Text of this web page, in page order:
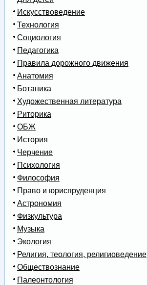
Искусствоведение
Технология
Социология
Педагогика
Правила дорожного движения
Анатомия
Ботаника
Художественная литература
Риторика
ОБЖ
История
Черчение
Психология
Философия
Право и юриспруденция
Астрономия
Физкультура
Музыка
Экология
Религия, теология, религиоведение
Обществознание
Палеонтология